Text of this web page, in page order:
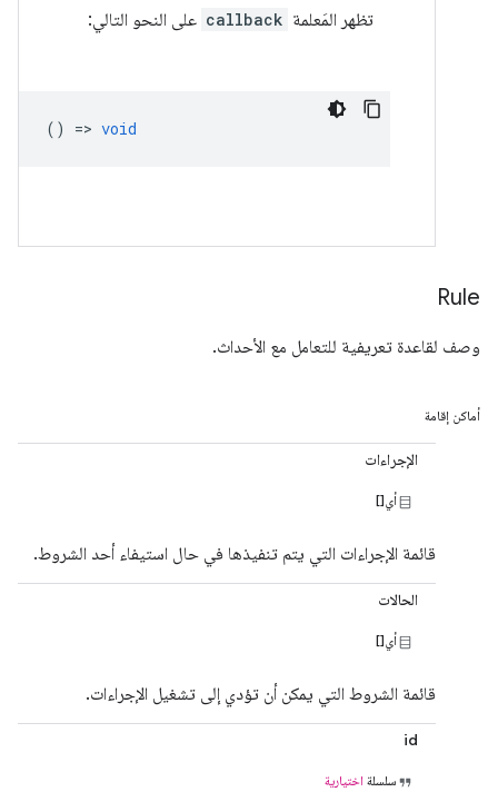
تظهر المَعلمة callback على النحو التالي:
() => void
Rule
وصف لقاعدة تعريفية للتعامل مع الأحداث.
أماكن إقامة
الإجراءات
أي[]
قائمة الإجراءات التي يتم تنفيذها في حال استيفاء أحد الشروط.
الحالات
أي[]
قائمة الشروط التي يمكن أن تؤدي إلى تشغيل الإجراءات.
id
سلسلة اختيارية